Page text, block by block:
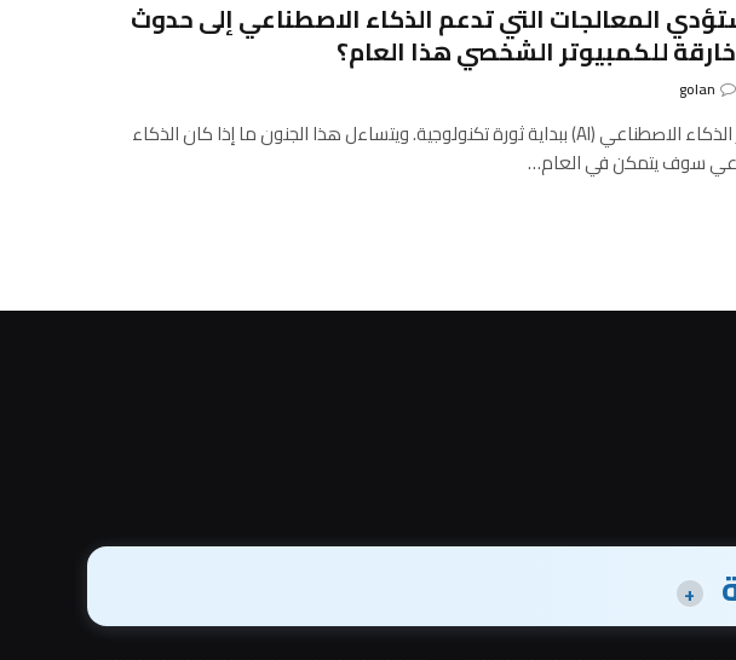
المعالجات التي تدعم الذكاء الاصطناعي إلى حدوث
للكمبيوتر الشخصي هذا العام؟
golan
لقد بشر الذكاء الاصطناعي (AI) ببداية ثورة تكنولوجية. ويتساءل هذا الجنون ما إذا كان الذكاء
سوف يتمكن في العام…
+